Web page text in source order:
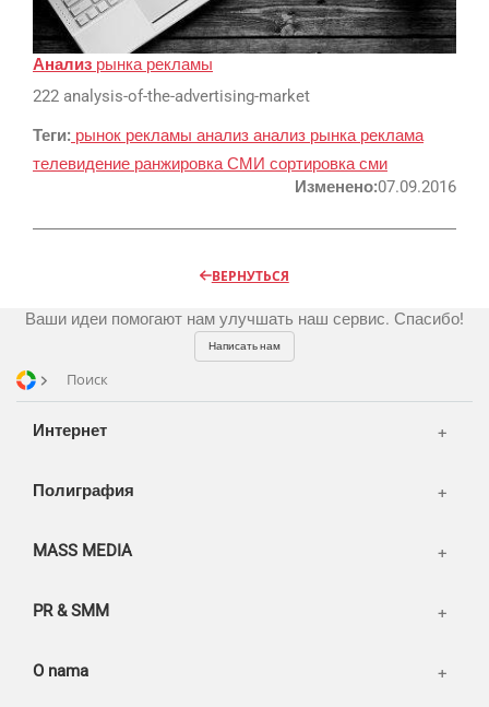
Анализ рынка рекламы
222 analysis-of-the-advertising-market
Теги: рынок рекламы анализ анализ рынка реклама
телевидение ранжировка СМИ сортировка сми
Изменено:07.09.2016
ВЕРНУТЬСЯ
Ваши идеи помогают нам улучшать наш сервис. Спасибо!
Написать нам
Поиск
Интернет
Реклама и продвижение
AI Automation
Разработка сайтов
CMS 1C-Bitrix
Полиграфия
Цифра и офсет
Широкий формат
MASS MEDIA
Телевидение
OOH
PR & SMM
Аудио и звукозапись
O nama
Partners
Publications
News
Our works
Korpa